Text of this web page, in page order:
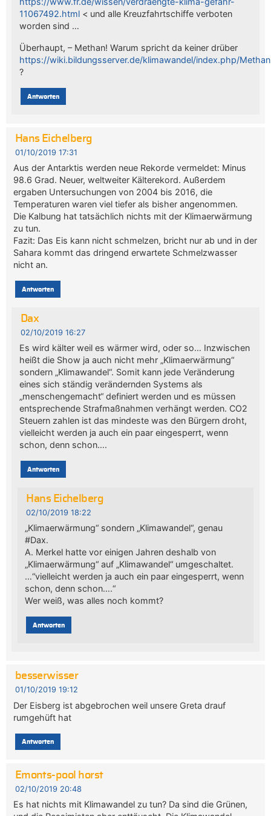
11067492.html< und alle Kreuzfahrtschiffe verboten
worden sind …
Überhaupt, – Methan! Warum spricht da keiner drüber
https://wiki.bildungsserver.de/klimawandel/index.php/Methan
?
Antworten
Hans Eichelberg
01/10/2019 17:31
Aus der Antarktis werden neue Rekorde vermeldet: Minus
98.6 Grad. Neuer, weltweiter Kälterekord. Außerdem
ergaben Untersuchungen von 2004 bis 2016, die
Temperaturen waren viel tiefer als bisher angenommen.
Die Kalbung hat tatsächlich nichts mit der Klimaerwärmung
zu tun.
Fazit: Das Eis kann nicht schmelzen, bricht nur ab und in der
Sahara kommt das dringend erwartete Schmelzwasser
nicht an.
Antworten
Dax
02/10/2019 16:27
Es wird kälter weil es wärmer wird, oder so… Inzwischen
heißt die Show ja auch nicht mehr „Klimaerwärmung“
sondern „Klimawandel“. Somit kann jede Veränderung
eines sich ständig verändernden Systems als
„menschengemacht“ definiert werden und es müssen
entsprechende Strafmaßnahmen verhängt werden. CO2
Steuern zahlen ist das mindeste was den Bürgern droht,
vielleicht werden ja auch ein paar eingesperrt, wenn
schon, denn schon….
Antworten
Hans Eichelberg
02/10/2019 18:22
„Klimaerwärmung“ sondern „Klimawandel“, genau
#Dax.
A. Merkel hatte vor einigen Jahren deshalb von
„Klimaerwärmung“ auf „Klimawandel“ umgeschaltet.
…“vielleicht werden ja auch ein paar eingesperrt, wenn
schon, denn schon….“
Wer weiß, was alles noch kommt?
Antworten
besserwisser
01/10/2019 19:12
Der Eisberg ist abgebrochen weil unsere Greta drauf
rumgehüft hat
Antworten
Emonts-pool horst
02/10/2019 20:48
Es hat nichts mit Klimawandel zu tun? Da sind die Grünen,